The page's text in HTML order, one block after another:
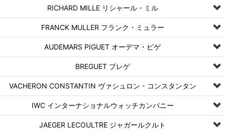
RICHARD MILLE リシャール・ミル
FRANCK MULLER フランク・ミュラー
AUDEMARS PIGUET オーデマ・ピゲ
BREGUET ブレゲ
VACHERON CONSTANTIN ヴァシュロン・コンスタンタン
IWC インターナショナルウォッチカンパニー
JAEGER LECOULTRE ジャガールクルト